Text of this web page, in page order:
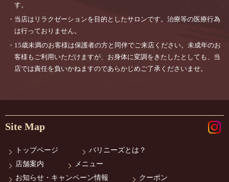
す。
・当店はリラクゼーションを目的としたサロンです。治療等の医療行為
は行っておりません。
・15歳未満のお客様は保護者の方と同伴でご来店ください。未成年のお
客様もご利用いただけますが、お身体に変調をきたしたとしても、当
店では責任を負いかねますのであらかじめご了承くださいませ。
Site Map
トップページ
バリニーズとは？
店舗案内
メニュー
お知らせ・キャンペーン情報
クーポン